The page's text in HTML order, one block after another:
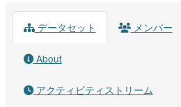
データセット メンバー
About
アクティビティストリーム